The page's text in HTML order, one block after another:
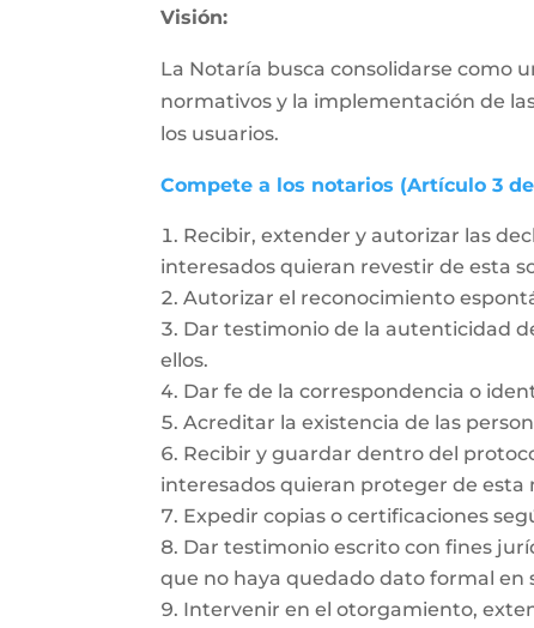
Visión:
La Notaría busca consolidarse como
normativos y la implementación de
los usuarios.
Compete a los notarios (Artículo 3
Recibir, extender y autorizar las
interesados quieran revestir de esta
Autorizar el reconocimiento
Dar testimonio de la autenticidad
ellos.
Dar fe de la correspondencia o
Acreditar la existencia de las
Recibir y guardar dentro del
interesados quieran proteger de esta
Expedir copias o certificaciones
Dar testimonio escrito con fines
que no haya quedado dato formal en
Intervenir en el otorgamiento,